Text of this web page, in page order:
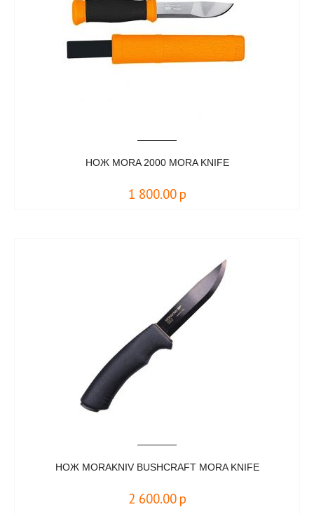
НОЖ MORA 2000 MORA KNIFE
1 800.00 р
НОЖ MORAKNIV BUSHCRAFT MORA KNIFE
2 600.00 р